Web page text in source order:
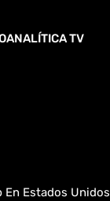
TV
En Estados Unidos